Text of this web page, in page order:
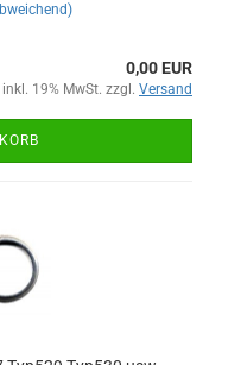
0,00 EUR
inkl. 19% MwSt. zzgl. Versand